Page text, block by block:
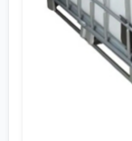
проявятся на
хорошо знать
своих